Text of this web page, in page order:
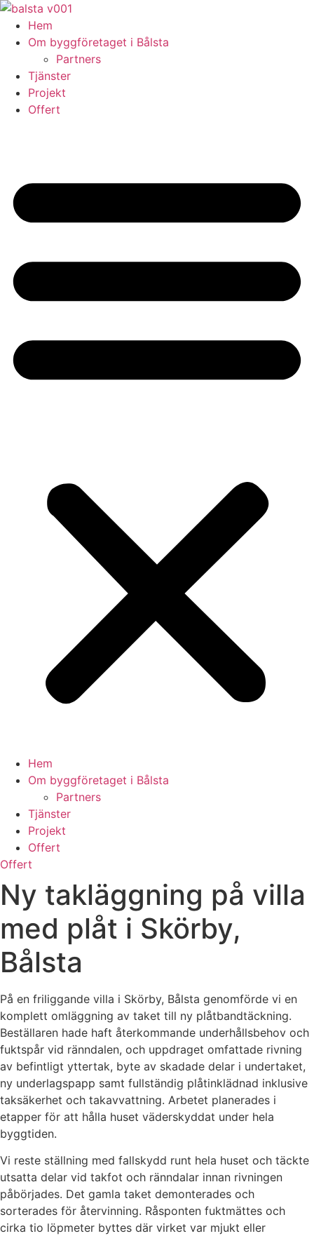
Skip
content
Hem
Om byggföretaget i Bålsta
Partners
Tjänster
Projekt
Offert
Hem
Om byggföretaget i Bålsta
Partners
Tjänster
Projekt
Offert
Offert
Ny takläggning på villa
med plåt i Skörby,
Bålsta
På en friliggande villa i Skörby, Bålsta genomförde vi en
komplett omläggning av taket till ny plåtbandtäckning.
Beställaren hade haft återkommande underhållsbehov och
fuktspår vid ränndalen, och uppdraget omfattade rivning
av befintligt yttertak, byte av skadade delar i undertaket,
ny underlagspapp samt fullständig plåtinklädnad inklusive
taksäkerhet och takavvattning. Arbetet planerades i
etapper för att hålla huset väderskyddat under hela
byggtiden.
Vi reste ställning med fallskydd runt hela huset och täckte
utsatta delar vid takfot och ränndalar innan rivningen
påbörjades. Det gamla taket demonterades och
sorterades för återvinning. Råsponten fuktmättes och
cirka tio löpmeter byttes där virket var mjukt eller